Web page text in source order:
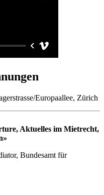
Europaallee, Zürich
Aktuelles im Mietrecht,
Bundesamt für